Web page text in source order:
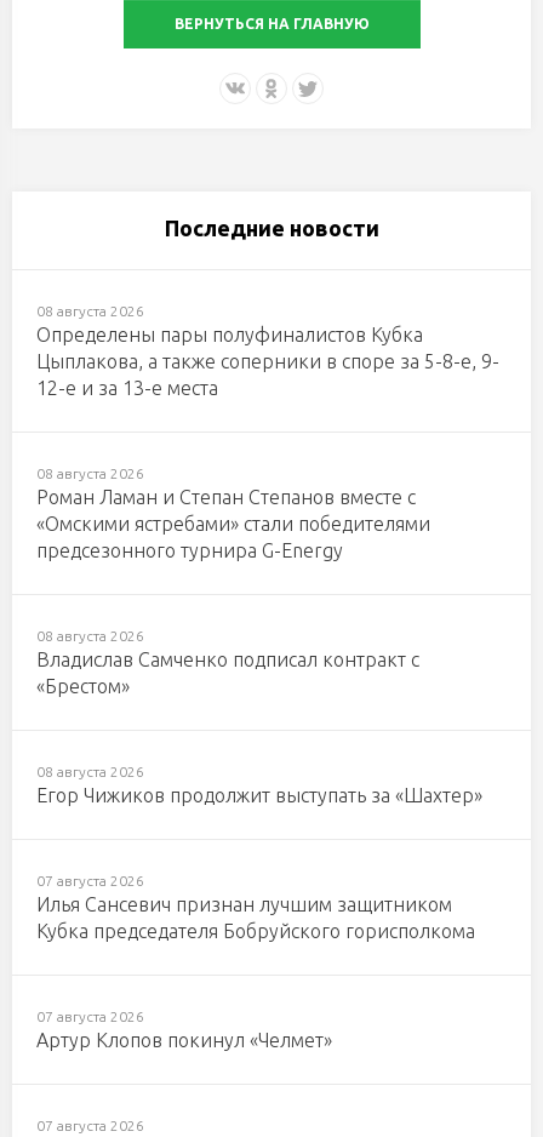
ВЕРНУТЬСЯ НА ГЛАВНУЮ
Последние новости
08 августа 2026
Определены пары полуфиналистов Кубка
Цыплакова, а также соперники в споре за 5-8-е, 9-
12-е и за 13-е места
08 августа 2026
Роман Ламан и Степан Степанов вместе с
«Омскими ястребами» стали победителями
предсезонного турнира G-Energy
08 августа 2026
Владислав Самченко подписал контракт с
«Брестом»
08 августа 2026
Егор Чижиков продолжит выступать за «Шахтер»
07 августа 2026
Илья Сансевич признан лучшим защитником
Кубка председателя Бобруйского горисполкома
07 августа 2026
Артур Клопов покинул «Челмет»
07 августа 2026